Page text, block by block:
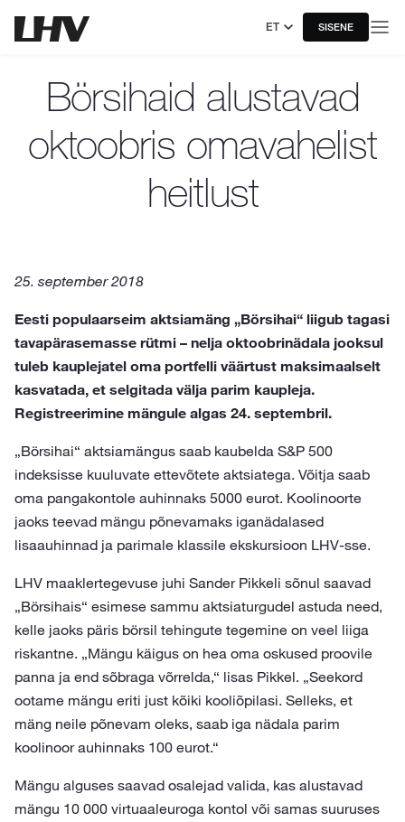
ET SISENE
Börsihaid alustavad
oktoobris omavahelist
heitlust
25. september 2018
Eesti populaarseim aktsiamäng „Börsihai“ liigub tagasi
tavapärasemasse rütmi – nelja oktoobrinädala jooksul
tuleb kauplejatel oma portfelli väärtust maksimaalselt
kasvatada, et selgitada välja parim kaupleja.
Registreerimine mängule algas 24. septembril.
„Börsihai“ aktsiamängus saab kaubelda S&P 500
indeksisse kuuluvate ettevõtete aktsiatega. Võitja saab
oma pangakontole auhinnaks 5000 eurot. Koolinoorte
jaoks teevad mängu põnevamaks iganädalased
lisaauhinnad ja parimale klassile ekskursioon LHV-sse.
LHV maaklertegevuse juhi Sander Pikkeli sõnul saavad
„Börsihais“ esimese sammu aktsiaturgudel astuda need,
kelle jaoks päris börsil tehingute tegemine on veel liiga
riskantne. „Mängu käigus on hea oma oskused proovile
panna ja end sõbraga võrrelda,“ lisas Pikkel. „Seekord
ootame mängu eriti just kõiki kooliõpilasi. Selleks, et
mäng neile põnevam oleks, saab iga nädala parim
koolinoor auhinnaks 100 eurot.“
Mängu alguses saavad osalejad valida, kas alustavad
mängu 10 000 virtuaaleuroga kontol või samas suuruses